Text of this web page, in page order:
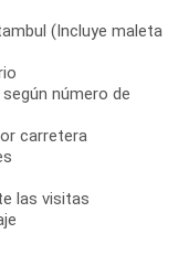
(Incluye maleta
número de
carretera
las visitas